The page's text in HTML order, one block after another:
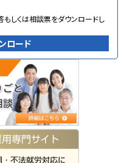
しくは相談票をダウンロードし
ロード